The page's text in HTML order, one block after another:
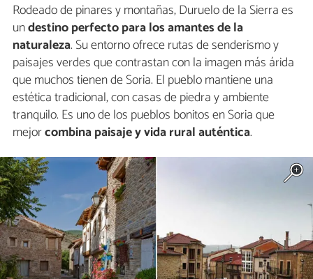
Rodeado de pinares y montañas, Duruelo de la Sierra es
undestino perfecto para los amantes de la
naturaleza. Su entorno ofrece rutas de senderismo y
paisajes verdes que contrastan con la imagen más árida
que muchos tienen de Soria. El pueblo mantiene una
estética tradicional, con casas de piedra y ambiente
tranquilo. Es uno de los pueblos bonitos en Soria que
mejorcombina paisaje y vida rural auténtica.